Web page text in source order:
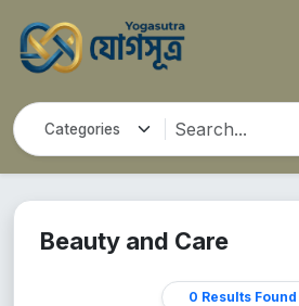
Beauty and Care
0 Results Found